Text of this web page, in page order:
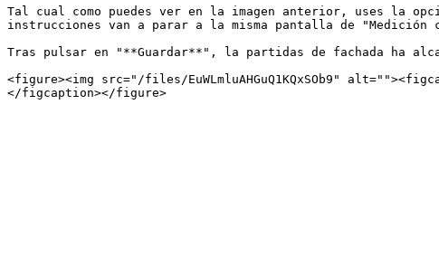
Tal cual como puedes ver en la imagen anterior, uses la
instrucciones van a parar a la misma pantalla de
Tras pulsar en "**Guardar**", la partidas de fachada ha
<figure><img src="/files/EuWLmluAHGuQ1KQxSOb9"